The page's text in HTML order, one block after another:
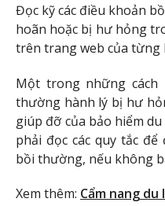
Đọc kỹ các điều khoản
hoãn hoặc bị hư hỏng
trên trang web của từng
Một trong những cách
thường hành lý bị hư
giúp đỡ của bảo hiểm
phải đọc các quy tắc
bồi thường, nếu không
Xem thêm: Cẩm nang du